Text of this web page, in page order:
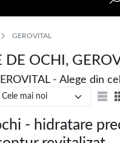
GEROVITAL
DE OCHI,
- Alege din
- hidratare